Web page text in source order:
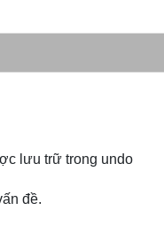
lưu trữ trong undo
đề.